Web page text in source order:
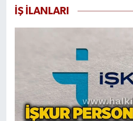
İŞ İLANLARI